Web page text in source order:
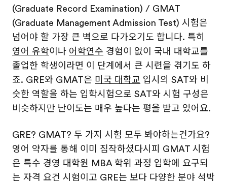
(Graduate Record Examination) / GMAT
(Graduate Management Admission Test) 시험은
넘어야 할 가장 큰 벽으로 다가오기도 합니다. 특히
영어 유학이나 어학연수 경험이 없이 국내 대학교를
졸업한 학생이라면 이 단계에서 큰 시련을 겪기도 하
죠. GRE와 GMAT은 미국 대학교 입시의 SAT와 비
슷한 역할을 하는 입학시험으로 SAT와 시험 구성은
비슷하지만 난이도는 매우 높다는 평을 받고 있어요.
GRE? GMAT? 두 가지 시험 모두 봐야하는건가요?
영어 약자를 통해 이미 짐작하셨다시피 GMAT 시험
은 특수 경영 대학원 MBA 학위 과정 입학에 요구되
는 자격 요건 시험이고 GRE는 보다 다양한 분야 석박